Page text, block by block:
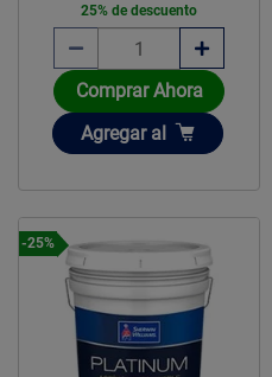
25% de descuento
Comprar Ahora
Añadir
Agregar al
-25%